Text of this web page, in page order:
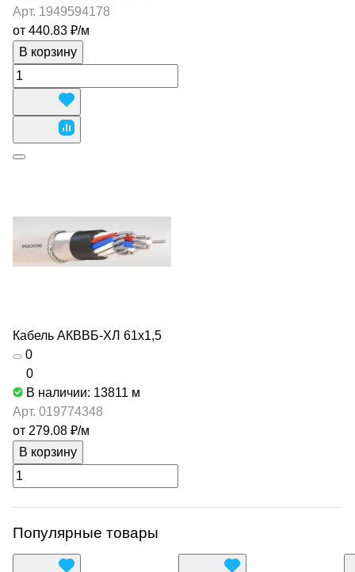
Арт. 1949594178
от 440.83 ₽/м
В корзину
Кабель АКВВБ-ХЛ 61х1,5
0
0
В наличии: 13811 м
Арт. 019774348
от 279.08 ₽/м
В корзину
Популярные товары